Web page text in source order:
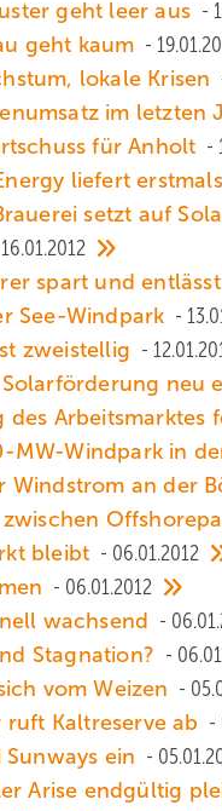
geht leer aus
geht kaum
lokale Krisen
im letzten
für Anholt
liefert
setzt auf
16.01.2012
spart und entlässt
See-Windpark
zweistellig
neu
des Arbeitsmarktes
MW-Windpark in
Windstrom an der
bleibt
06.01.2012
06.01.2012
wachsend
Stagnation?
vom Weizen
ruft Kaltreserve ab
Sunways ein
Arise endgültig